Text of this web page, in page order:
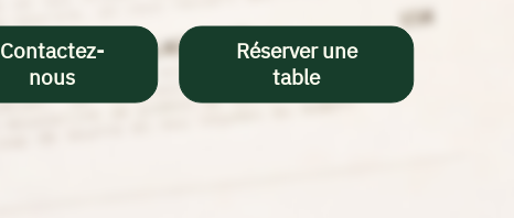
Contactez-
nous
Réserver une
table